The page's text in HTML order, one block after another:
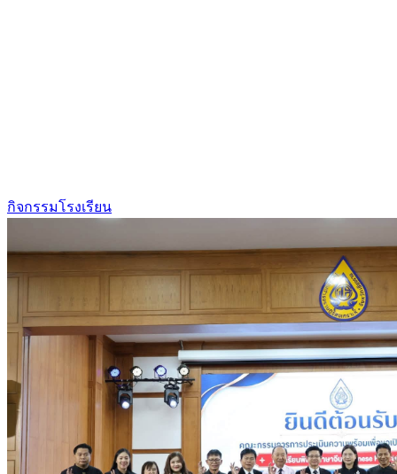
กิจกรรมโรงเรียน